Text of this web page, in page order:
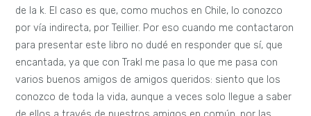
de la k. El caso es que, como muchos en Chile, lo conozco
por vía indirecta, por Teillier. Por eso cuando me contactaron
para presentar este libro no dudé en responder que sí, que
encantada, ya que con Trakl me pasa lo que me pasa con
varios buenos amigos de amigos queridos: siento que los
conozco de toda la vida, aunque a veces solo llegue a saber